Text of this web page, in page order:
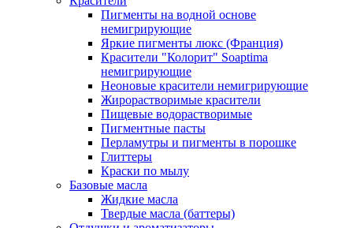
Пигменты на водной основе
немигрирующие
Яркие пигменты люкс (Франция)
Красители "Колорит" Soaptima
немигрирующие
Неоновые красители немигрирующие
Жирорастворимые красители
Пищевые водорастворимые
Пигментные пасты
Перламутры и пигменты в порошке
Глиттеры
Краски по мылу
Базовые масла
Жидкие масла
Твердые масла (баттеры)